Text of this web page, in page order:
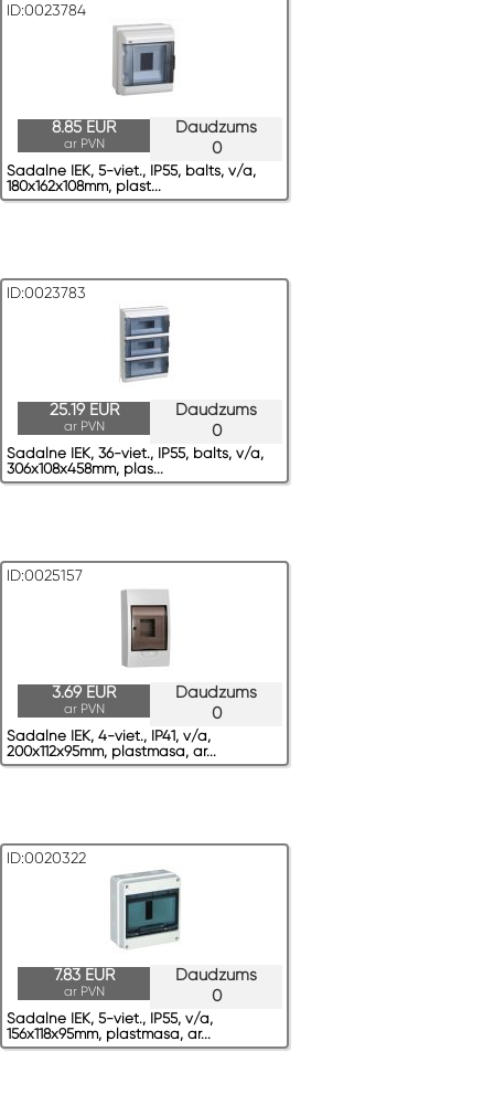
ID:0023784
Daudzums
0
8.85 EUR
ar PVN
Sadalne IEK, 5-viet., IP55, balts, v/a,
180x162x108mm, plast...
ID:0023783
Daudzums
0
25.19 EUR
ar PVN
Sadalne IEK, 36-viet., IP55, balts, v/a,
306x108x458mm, plas...
ID:0025157
Daudzums
0
3.69 EUR
ar PVN
Sadalne IEK, 4-viet., IP41, v/a,
200x112x95mm, plastmasa, ar...
ID:0020322
Daudzums
0
7.83 EUR
ar PVN
Sadalne IEK, 5-viet., IP55, v/a,
156x118x95mm, plastmasa, ar...